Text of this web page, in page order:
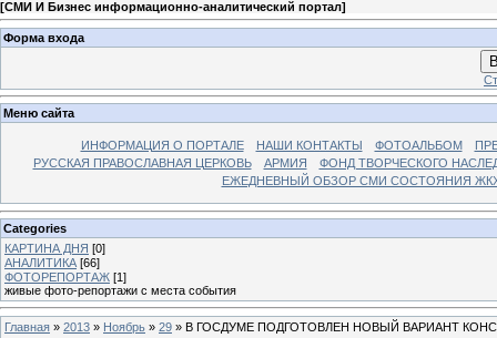
[СМИ И Бизнес информационно-аналитический портал]
Форма входа
Меню сайта
ИНФОРМАЦИЯ О ПОРТАЛЕ НАШИ КОНТАКТЫ ФОТОАЛЬБОМ
РУССКАЯ ПРАВОСЛАВНАЯ ЦЕРКОВЬ
АРМИЯ
ФОНД ТВОРЧЕСКОГО
ЕЖЕДНЕВНЫЙ ОБЗОР СМИ СОСТОЯНИЯ
Categories
КАРТИНА ДНЯ [0]
АНАЛИТИКА [66]
ФОТОРЕПОРТАЖ [1]
живые фото-репортажи с места события
Главная » 2013 » Ноябрь » 29 » В ГОСДУМЕ ПОДГОТОВЛЕН НОВЫЙ ВАРИАНТ